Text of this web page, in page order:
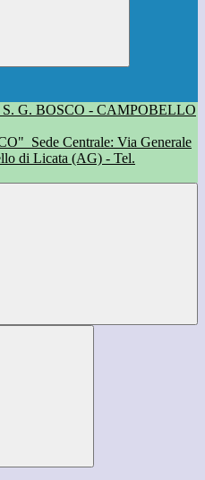
Sede Centrale: Via Generale
di Licata (AG) - Tel.